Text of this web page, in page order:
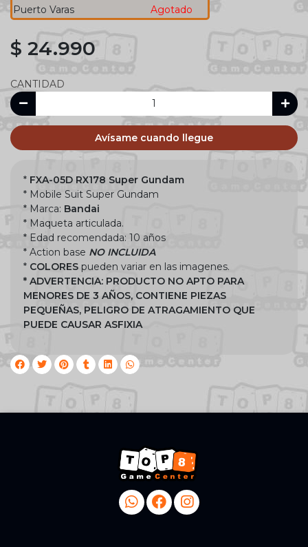
Puerto Varas
Agotado
$ 24.990
CANTIDAD
Avísame cuando llegue
* FXA-05D RX178 Super Gundam
* Mobile Suit Super Gundam
* Marca: Bandai
* Maqueta articulada.
* Edad recomendada: 10 años
* Action base NO INCLUIDA
* COLORES pueden variar en las imagenes.
* ADVERTENCIA: PRODUCTO NO APTO PARA
MENORES DE 3 AÑOS, CONTIENE PIEZAS
PEQUEÑAS, PELIGRO DE ATRAGAMIENTO QUE
PUEDE CAUSAR ASFIXIA